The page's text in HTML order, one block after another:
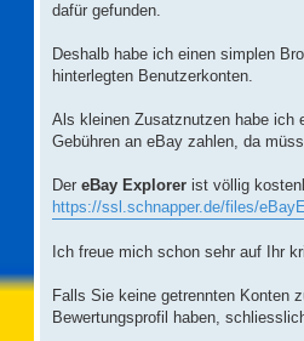
dafür gefunden.
Deshalb habe ich einen simplen
hinterlegten Benutzerkonten.
Als kleinen Zusatznutzen habe ich
Gebühren an eBay zahlen, da
Der eBay Explorer ist völlig
https://ssl.schnapper.de/files/
Ich freue mich schon sehr auf Ihr
Falls Sie keine getrennten Konten
Bewertungsprofil haben,